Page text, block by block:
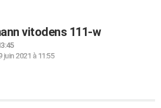
vitodens 111-w
juin 2021 à 11:55